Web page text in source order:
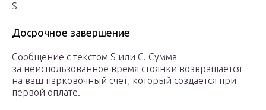
S
Досрочное завершение
Сообщение с текстом S или C. Сумма
за неиспользованное время стоянки возвращается
на ваш парковочный счет, который создается при
первой оплате.